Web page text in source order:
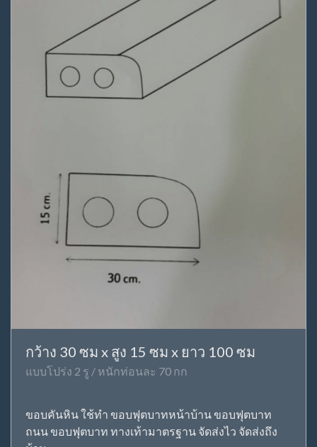
กว้าง 30 ซม x สูง 15 ซม x ยาว 100 ซม
แบบโปร่ง 2 รู / หนักท่อนละ 70 กก
ขอบคันหิน ใช้ทำ ขอบฟุตบาทหน้าบ้าน ขอบฟุตบาท
ถนน ขอบฟุตบาท ทางเท้ามาตรฐาน จัดส่งไว จัดส่งถึง